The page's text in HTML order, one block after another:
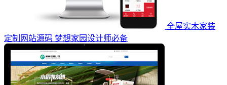
全屋实木家装
定制网站源码 梦想家园设计师必备